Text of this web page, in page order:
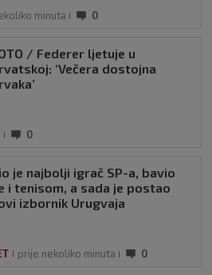
minuta 0
/ Federer ljetuje u
‘Večera dostojna
0
je najbolji igrač SP-a, bavio
i tenisom, a sada je postao
izbornik Urugvaja
prije nekoliko minuta 0